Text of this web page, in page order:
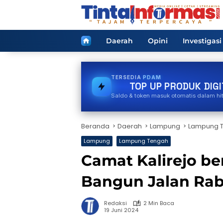
HomeDaerah Opini Investigasi
TERSEDIA GAS
TOP UP PRODUK
Saldo & token masuk otomatis dalam
Beranda Daerah Lampung Lampung
Lampung Lampung Tengah
Camat Kalirejo
Bangun Jalan
Redaksi
2 Min Baca
19 Juni 2024